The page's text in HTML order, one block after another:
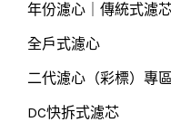
年份濾心｜傳統式濾
全戶式濾心
二代濾心（彩標）專區
DC快拆式濾芯